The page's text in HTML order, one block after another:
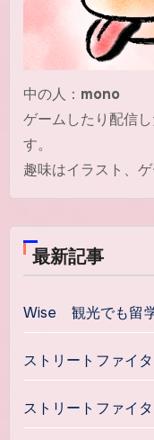
中の人： mono
ゲームしたり配信
す。
趣味はイラスト、
最新記事
Wise 観光でも留
ストリートファイ
ストリートファイ